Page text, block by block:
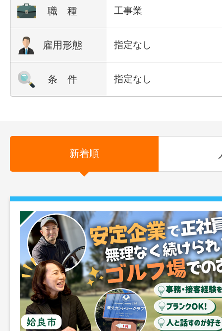
職 種 工事業
雇用形態 指定なし
条 件 指定なし
新着順